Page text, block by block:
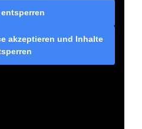
akzeptieren und Inhalte